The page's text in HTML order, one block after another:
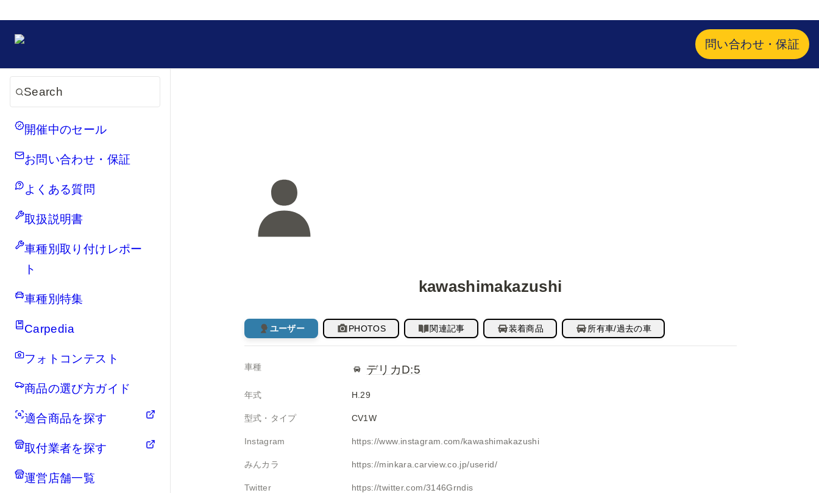
問い合わせ・保証
Search
開催中のセール
お問い合わせ・保証
よくある質問
取扱説明書
車種別取り付けレポー
ト
車種別特集
Carpedia
フォトコンテスト
商品の選び方ガイド
適合商品を探す
取付業者を探す
運営店舗一覧
kawashimakazushi
ユーザー PHOTOS 関連記事 装着商品 所有車/過去の車
車種 デリカD:5
年式 H.29
型式・タイプ CV1W
Instagram https://www.instagram.com/kawashimakazushi
みんカラ https://minkara.carview.co.jp/userid/
Twitter https://twitter.com/3146Grndis